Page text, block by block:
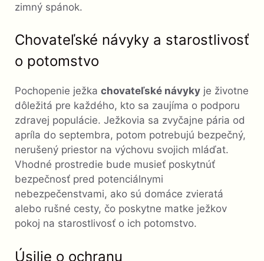
zimný spánok.
Chovateľské návyky a starostlivosť
o potomstvo
Pochopenie ježka chovateľské návyky je životne
dôležitá pre každého, kto sa zaujíma o podporu
zdravej populácie. Ježkovia sa zvyčajne pária od
apríla do septembra, potom potrebujú bezpečný,
nerušený priestor na výchovu svojich mláďat.
Vhodné prostredie bude musieť poskytnúť
bezpečnosť pred potenciálnymi
nebezpečenstvami, ako sú domáce zvieratá
alebo rušné cesty, čo poskytne matke ježkov
pokoj na starostlivosť o ich potomstvo.
Úsilie o ochranu